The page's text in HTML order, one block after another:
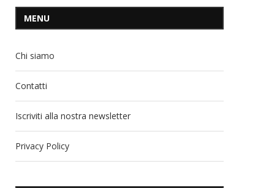
MENU
Chi siamo
Contatti
Iscriviti alla nostra newsletter
Privacy Policy